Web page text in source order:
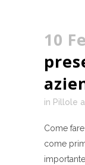
10
in Pillole
Come
come